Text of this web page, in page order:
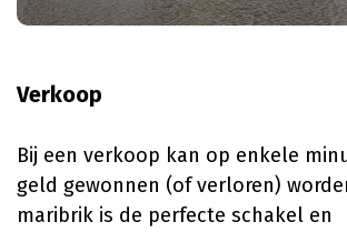
Verkoop
Bij een verkoop kan op enkele
geld gewonnen (of verloren)
maribrik is de perfecte schakel en